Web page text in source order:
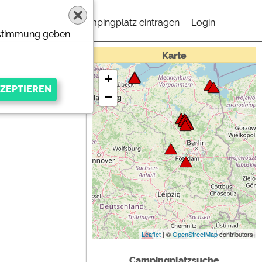
Campingplatz eintragen Login
Karte
+
−
Leaflet | ©OpenStreetMapcontributors
geben
Anbieters